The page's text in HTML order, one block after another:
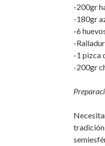
-200gr
-180gr
-6
-
-1 pizca
-200gr